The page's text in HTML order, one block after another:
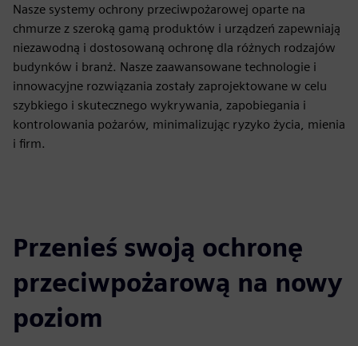
Nasze systemy ochrony przeciwpożarowej oparte na
chmurze z szeroką gamą produktów i urządzeń zapewniają
niezawodną i dostosowaną ochronę dla różnych rodzajów
budynków i branż. Nasze zaawansowane technologie i
innowacyjne rozwiązania zostały zaprojektowane w celu
szybkiego i skutecznego wykrywania, zapobiegania i
kontrolowania pożarów, minimalizując ryzyko życia, mienia
i firm.
Przenieś swoją ochronę
przeciwpożarową na nowy
poziom